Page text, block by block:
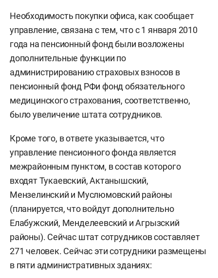
Необходимость покупки офиса, как сообщает
управление, связана с тем, что с 1 января 2010
года на пенсионный фонд были возложены
дополнительные функции по
администрированию страховых взносов в
пенсионный фонд РФи фонд обязательного
медицинского страхования, соответственно,
было увеличение штата сотрудников.
Кроме того, в ответе указывается, что
управление пенсионного фонда является
межрайонным пунктом, в состав которого
входят Тукаевский, Актанышский,
Мензелинский и Муслюмовский районы
(планируется, что войдут дополнительно
Елабужский, Менделеевский и Агрызский
районы). Сейчас штат сотрудников составляет
271 человек. Сейчас эти сотрудники размещены
в пяти административных зданиях: